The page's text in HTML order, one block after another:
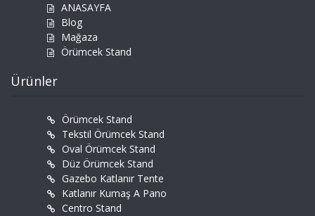
ANASAYFA
Blog
Mağaza
Örümcek Stand
Ürünler
Örümcek Stand
Tekstil Örümcek Stand
Oval Örümcek Stand
Düz Örümcek Stand
Gazebo Katlanır Tente
Katlanır Kumaş A Pano
Centro Stand